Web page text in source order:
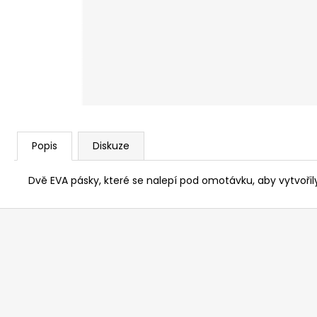
Popis Diskuze
Dvě EVA pásky, které se nalepí pod omotávku, aby
Z